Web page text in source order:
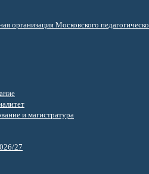
организация Московского
и магистратура
27